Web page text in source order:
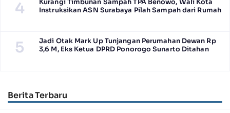
4
Kurangi Timbunan Sampah TPA Benowo, Wali Kota
Instruksikan ASN Surabaya Pilah Sampah dari Rumah
5
Jadi Otak Mark Up Tunjangan Perumahan Dewan Rp
3,6 M, Eks Ketua DPRD Ponorogo Sunarto Ditahan
Berita Terbaru